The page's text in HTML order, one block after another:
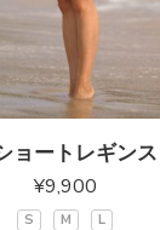
¥9,900
S M L